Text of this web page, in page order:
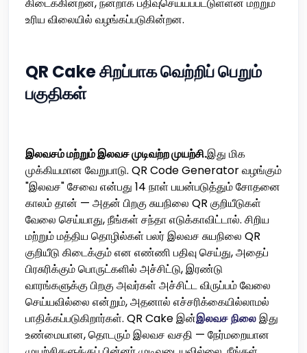
உரிய விலையில் வழங்கப்படுகின்றன.
QR Cake சிறப்பாக வெற்றிப் பெறும்
பகுதிகள்
இலவசம் மற்றும் இலவச முடிவற்ற முயற்சி.இது மிக
முக்கியமான வேறுபாடு. QR Code Generator வழங்கும்
"இலவச" சேவை என்பது 14 நாள் பயன்படுத்தும் சோதனை
காலம் தான் — அதன் பிறகு சுயநிலை QR குறியீடுகள்
வேலை செய்யாது, நீங்கள் சந்தா எடுக்காவிட்டால். சிறிய
மற்றும் மத்திய தொழில்கள் பலர் இலவச சுயநிலை QR
குறியீடு கிடைக்கும் என எண்ணி பதிவு செய்து, அதைப்
பிரசுரிக்கும் பொருட்களில் அச்சிட்டு, இரண்டு
வாரங்களுக்கு பிறகு அவர்கள் அச்சிட்ட விருப்பம் வேலை
செய்யவில்லை என்றும், அதனால் எச்சரிக்கையில்லாமல்
பாதிக்கப்படுகிறார்கள். QR Cake இன்இலவச நிலைஇது
உண்மையான, தொடரும் இலவச வசதி — நேர்மறையான